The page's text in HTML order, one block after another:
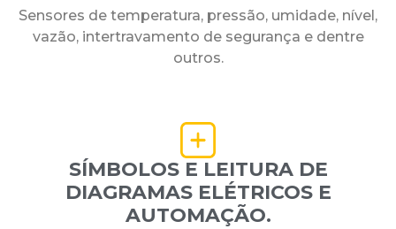
Sensores de temperatura, pressão, umidade, nível,
vazão, intertravamento de segurança e dentre
outros.
SÍMBOLOS E LEITURA DE
DIAGRAMAS ELÉTRICOS E
AUTOMAÇÃO.